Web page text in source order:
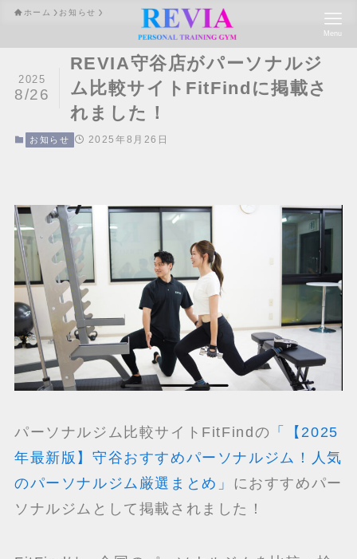
Menu
ホーム お知らせ
REVIA守谷店がパーソナルジ
ム比較サイトFitFindに掲載さ
れました！
2025
8/26
お知らせ 2025年8月26日
パーソナルジム比較サイトFitFindの 「【2025
年最新版】守谷おすすめパーソナルジム！人気
のパーソナルジム厳選まとめ」 におすすめパー
ソナルジムとして掲載されました！